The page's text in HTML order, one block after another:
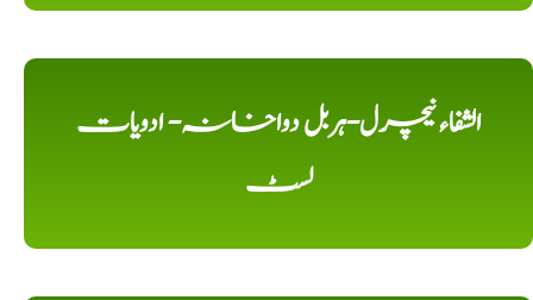
الشفاء نیچرل-ہربل دواخانہ- ادویات
لسٹ